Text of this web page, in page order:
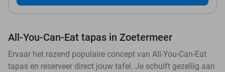
All-You-Can-Eat tapas in Zoetermeer
Ervaar het razend populaire concept van All-You-Can-Eat
tapas en reserveer direct jouw tafel. Je schuift gezellig aan